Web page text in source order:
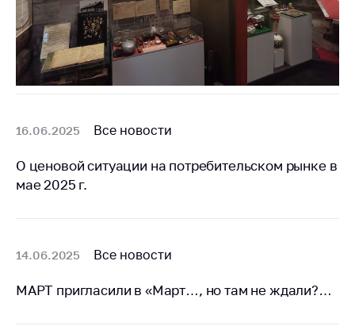
Важное на сайте
Сообщить о росте
цен
Ценообразование
медицинского
медицинскую
технику
факта нарушения
(отсутствия)
антимонопольного
16.06.2025 Все новости
О ценовой ситуации на потребительском рынке в
мае 2025 г.
14.06.2025 Все новости
МАРТ пригласили в «Март…, но там не ждали?…